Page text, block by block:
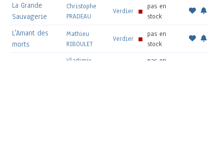
La Grande
Sauvagerie
Christophe
PRADEAU
Verdier
pas en
stock
L'Amant des
morts
Mathieu
RIBOULET
Verdier
pas en
stock
Vladimir
pas en